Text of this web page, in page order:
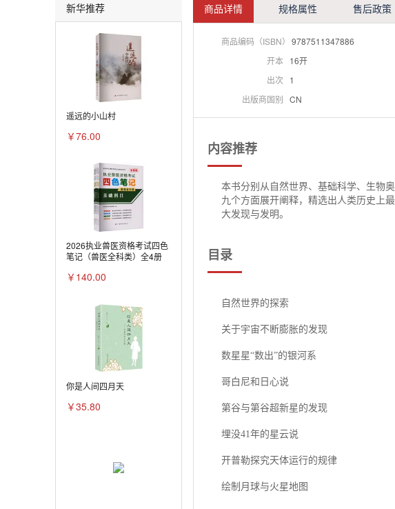
新华推荐
遥远的小山村
￥76.00
2026执业兽医资格考试四色
笔记（兽医全科类）全4册
￥140.00
你是人间四月天
￥35.80
商品详情 规格属性 售后政策
商品编码（ISBN） 9787511347886
开本 16开
出次
1
出版商国别 CN
内容推荐
本书分别从自然世界、基础科学、生物
九个方面展开阐释，精选出人类历史上
大发现与发明。
目录
自然世界的探索
关于宇宙不断膨胀的发现
数星星“数出”的银河系
哥白尼和日心说
第谷与第谷超新星的发现
埋没41年的星云说
开普勒探究天体运行的规律
绘制月球与火星地图